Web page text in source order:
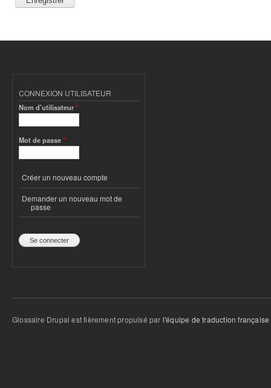
CONNEXION UTILISATEUR
Nom d'utilisateur*
Mot de passe*
Créer un nouveau compte
Demander un nouveau mot de
passe
Glossaire Drupal est fièrement propulsé par l'équipe de traduction française